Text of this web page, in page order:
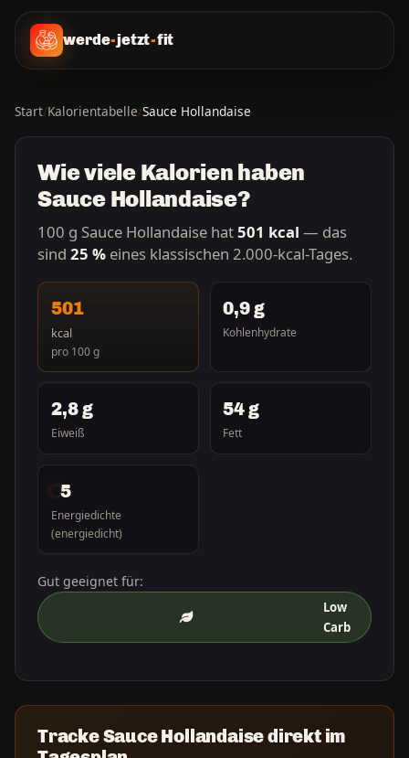
werde-jetzt-fit
Start/Kalorientabelle/Sauce Hollandaise
Wie viele Kalorien haben
Sauce Hollandaise?
100 g Sauce Hollandaise hat501 kcal — das
sind 25 % eines klassischen 2.000-kcal-Tages.
501
kcal
pro 100 g
0,9 g
Kohlenhydrate
2,8 g
Eiweiß
54 g
Fett
5
Energiedichte
(energiedicht)
Gut geeignet für:
Low
Carb
Tracke Sauce Hollandaise direkt im